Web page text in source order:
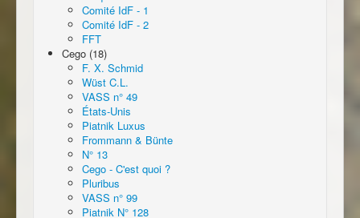
Comité IdF - 1
Comité IdF - 2
FFT
Cego (18)
F. X. Schmid
Wüst C.L.
VASS n° 49
États-Unis
Piatnik Luxus
Frommann & Bünte
N° 13
Cego - C'est quoi ?
Pluribus
VASS n° 99
Piatnik N° 128